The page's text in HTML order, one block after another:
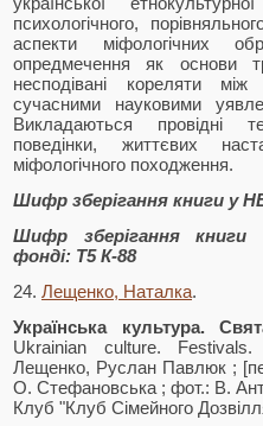
психологічного,
аспекти міфологічних
опредмечення як основи
несподівані кореляти
сучасними науковими
Викладаються провідні
поведінки, життєвих
міфологічного походження.
Шифр зберігання книги у
Шифр зберігання книги
фонді: Т5 К-88
24. Лещенко, Наталка.
Українська культура.
Ukrainian culture.
Лещенко, Руслан Павлюк ;
О. Стефановська ; фот.: В.
Клуб "Клуб Сімейного